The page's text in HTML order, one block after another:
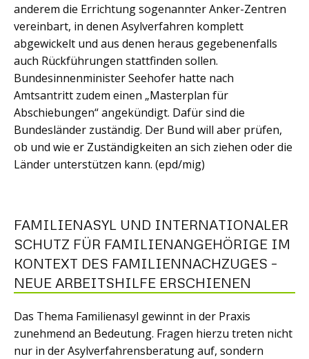
anderem die Errichtung sogenannter Anker-Zentren
vereinbart, in denen Asylverfahren komplett
abgewickelt und aus denen heraus gegebenenfalls
auch Rückführungen stattfinden sollen.
Bundesinnenminister Seehofer hatte nach
Amtsantritt zudem einen „Masterplan für
Abschiebungen“ angekündigt. Dafür sind die
Bundesländer zuständig. Der Bund will aber prüfen,
ob und wie er Zuständigkeiten an sich ziehen oder die
Länder unterstützen kann. (epd/mig)
FAMILIENASYL UND INTERNATIONALER
SCHUTZ FÜR FAMILIENANGEHÖRIGE IM
KONTEXT DES FAMILIENNACHZUGES –
NEUE ARBEITSHILFE ERSCHIENEN
Das Thema Familienasyl gewinnt in der Praxis
zunehmend an Bedeutung. Fragen hierzu treten nicht
nur in der Asylverfahrensberatung auf, sondern